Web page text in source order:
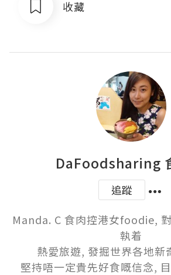
收藏
DaFoodsharing
追蹤
Manda. C 食肉控港女foodie,
執着
熱愛旅遊, 發掘世界各地新
堅持唔一定貴先好食嘅信念,